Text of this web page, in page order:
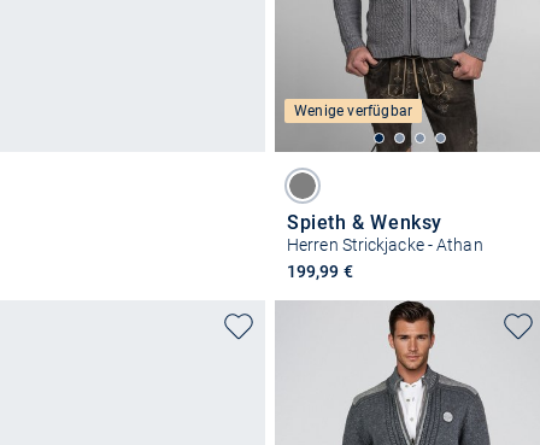
Wenige verfügbar
Spieth & Wenksy
Herren Strickjacke - Athan
199,99 €